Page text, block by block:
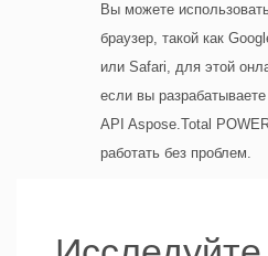
Вы можете
браузер, такой как
или Safari, для этой
если вы
API Aspose.Total
работать без проблем.